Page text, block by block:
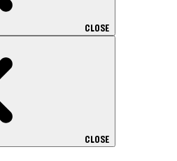
CLOSE
CLOSE